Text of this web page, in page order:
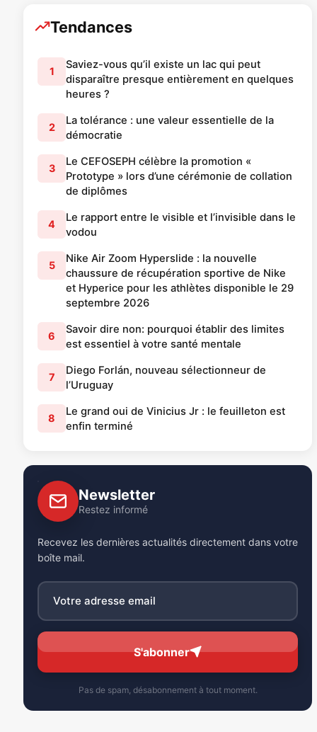
Tendances
1
Saviez-vous qu’il existe un lac qui peut
disparaître presque entièrement en quelques
heures ?
2
La tolérance : une valeur essentielle de la
démocratie
3
Le CEFOSEPH célèbre la promotion «
Prototype » lors d’une cérémonie de collation
de diplômes
4
Le rapport entre le visible et l’invisible dans le
vodou
5
Nike Air Zoom Hyperslide : la nouvelle
chaussure de récupération sportive de Nike
et Hyperice pour les athlètes disponible le 29
septembre 2026
6
Savoir dire non: pourquoi établir des limites
est essentiel à votre santé mentale
7
Diego Forlán, nouveau sélectionneur de
l’Uruguay
8
Le grand oui de Vinicius Jr : le feuilleton est
enfin terminé
Newsletter
Restez informé
Recevez les dernières actualités directement dans votre
boîte mail.
S'abonner
Pas de spam, désabonnement à tout moment.